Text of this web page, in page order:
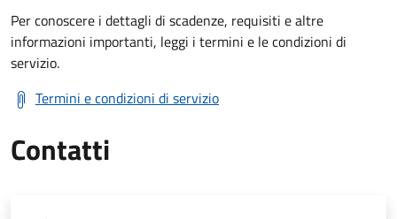
Per conoscere i dettagli di scadenze, requisiti e altre
informazioni importanti, leggi i termini e le condizioni di
servizio.
Termini e condizioni di servizio
Contatti